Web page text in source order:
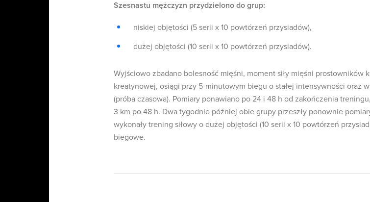
Szesnastu mężczyzn przydzielono do grup:
niskiej objętości (5 serii x 10 powtórzeń przysiadów),
dużej objętości (10 serii x 10 powtórzeń przysiadów).
Wyjściowo zbadano bolesność mięśni, moment siły mięśni prostowników
kreatynowej, osiągi przy 5-minutowym biegu o stałej intensywności oraz
(próba czasowa). Pomiary ponawiano po 24 i 48 h od zakończenia
3 km po 48 h. Dwa tygodnie później obie grupy przeszły ponownie
wykonały trening siłowy o dużej objętości (10 serii x 10 powtórzeń
biegowe.